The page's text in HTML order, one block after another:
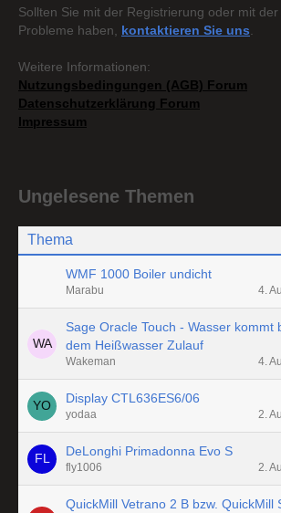
Sollten Sie mit der Registrierung oder mit der
Probleme haben, kontaktieren Sie uns
Weitere Informationen:
Nutzungsbedingungen (AGB) Forum
Datenschutzerklärung Forum
Impressum
Ungelesene Themen
Thema
WMF 1000 Boiler undicht
Marabu
4.
Sage Oracle Touch - Wasser kommt
dem Heißwasser Zulauf
Wakeman 4.
Display CTL636ES6/06
yodaa 2.
DeLonghi Primadonna Evo S
fly1006
2.
QuickMill Vetrano 2 B bzw. QuickMill